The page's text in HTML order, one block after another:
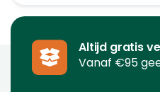
Altijd gratis
Vanaf €95